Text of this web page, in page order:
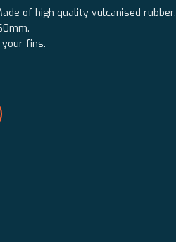
of high quality vulcanised rubber.
fins.